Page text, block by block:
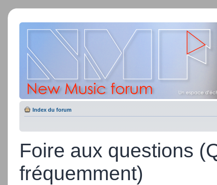
Index du forum
Foire aux questions
fréquemment)